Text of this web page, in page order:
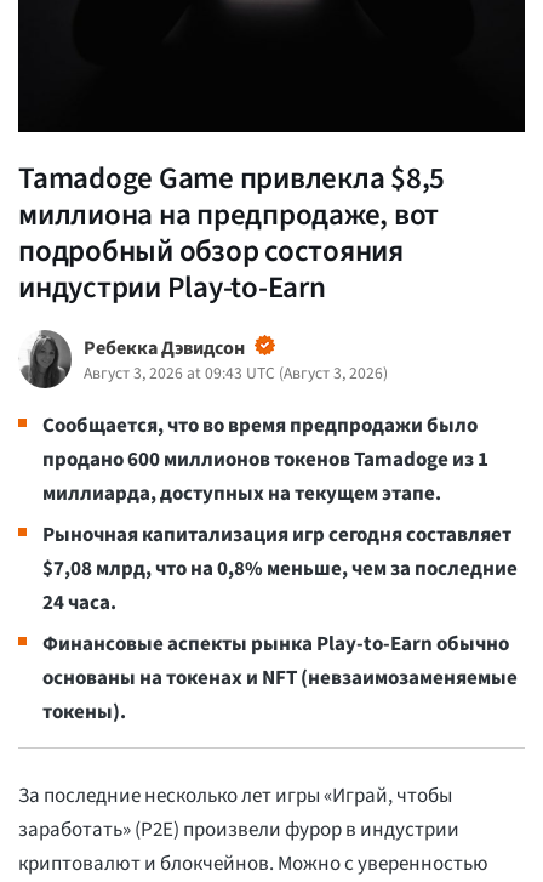
Tamadoge Game привлекла $8,5
миллиона на предпродаже, вот
подробный обзор состояния
индустрии Play-to-Earn
Ребекка Дэвидсон
Август 3, 2026 at 09:43 UTC (Август 3, 2026)
Сообщается, что во время предпродажи было
продано 600 миллионов токенов Tamadoge из 1
миллиарда, доступных на текущем этапе.
Рыночная капитализация игр сегодня составляет
$7,08 млрд, что на 0,8% меньше, чем за последние
24 часа.
Финансовые аспекты рынка Play-to-Earn обычно
основаны на токенах и NFT (невзаимозаменяемые
токены).
За последние несколько лет игры «Играй, чтобы
заработать» (P2E) произвели фурор в индустрии
криптовалют и блокчейнов. Можно с уверенностью